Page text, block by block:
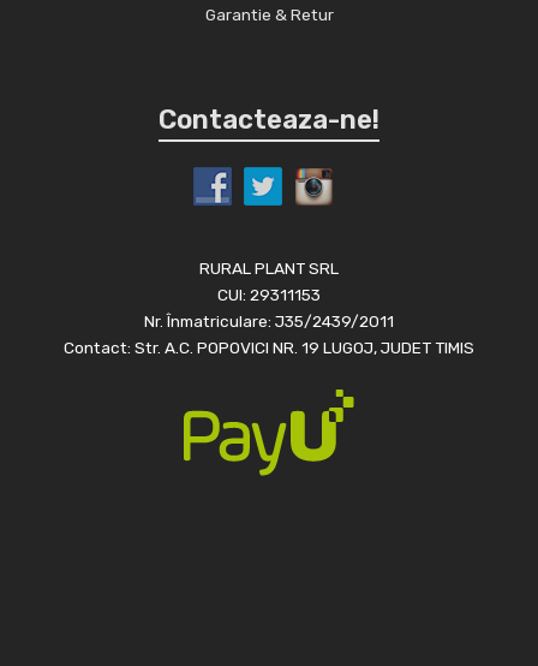
Garantie & Retur
Contacteaza-ne!
RURAL PLANT SRL
CUI: 29311153
Nr. Înmatriculare: J35/2439/2011
Contact: Str. A.C. POPOVICI NR. 19 LUGOJ, JUDET TIMIS